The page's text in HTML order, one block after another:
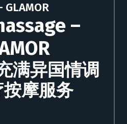
–
满异国情调
摩服务